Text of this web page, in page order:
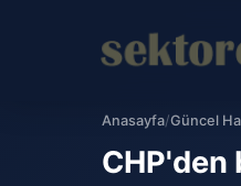
Anasayfa/Güncel
CHP'den